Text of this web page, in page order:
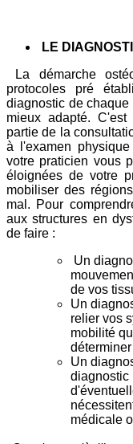
LE
La démarche
protocoles pré
diagnostic de chaque
mieux adapté.
partie de la
à l'examen
votre praticien vous
éloignées de votre
mobiliser des
mal. Pour
aux structures en
de faire :
Un
de vos
Un
relier vos
mobilité
Un
diagnostic
médicale